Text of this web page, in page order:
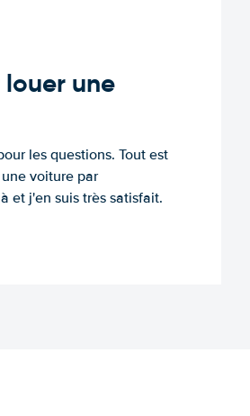
une
les questions. Tout est
voiture par
et j'en suis très satisfait.